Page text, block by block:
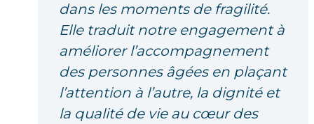
dans les moments de fragilité.
Elle traduit notre engagement à
améliorer l’accompagnement
des personnes âgées en plaçant
l’attention à l’autre, la dignité et
la qualité de vie au cœur des